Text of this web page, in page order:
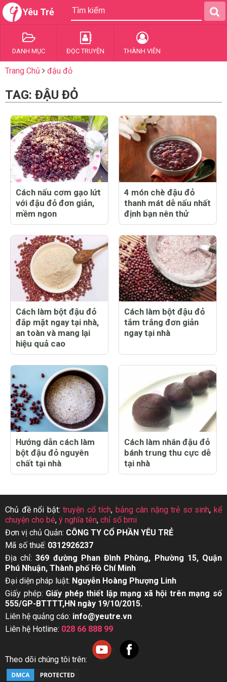
Yêu Trẻ
DANH MỤC ĐỌC TRUYỆN THÀNH VIÊN
Trang Chủ đậu đỏ
TAG: ĐẬU ĐỎ
Cách nấu cơm gạo lứt
với đậu đỏ đơn giản,
mềm ngon
4 món chè đậu đỏ
thanh mát dễ nấu nhất
định bạn nên thử
Cách làm bột đậu đỏ
đắp mặt ngay tại nhà,
an toàn và mang lại
hiệu quả cao
Cách làm bột đậu đỏ
tắm trắng đơn giản
ngay tại nhà
Hướng dẫn cách làm
bột đậu đỏ nguyên
chất tại nhà
Cách làm nhân đậu đỏ
bánh trung thu cực dễ
tại nhà
Chủ đề nổi bật:truyện cổ tích, bảng cân nặng trẻ sơ sinh,kể
chuyện cho bé, ý nghĩa tên, chỉ số bmi
Đơn vị chủ Quản: CÔNG TY CỔ PHẦN YÊU TRẺ
Mã số thuế: 0312926237
Địa chỉ:369 đường Phan Đình Phùng, Phường 15, Quận
Phú Nhuận, Thành phố Hồ Chí Minh
Đại diện pháp luật: Nguyễn Hoàng Phượng Linh
Giấy phép: Giấy phép thiết lập mạng xã hội trên mạng số
555/GP-BTTTT,HN ngày 19/10/2015.
Liên hệ quảng cáo: info@yeutre.vn
Liên hệ Hotline: 028 66 888 99
Theo dõi chúng tôi trên: